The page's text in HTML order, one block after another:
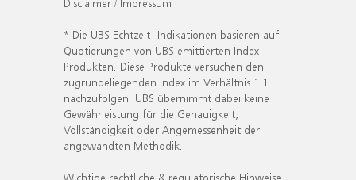
* Die UBS Echtzeit- Indikationen basieren auf
Quotierungen von UBS emittierten Index-
Produkten. Diese Produkte versuchen den
zugrundeliegenden Index im Verhältnis 1:1
nachzufolgen. UBS übernimmt dabei keine
Gewährleistung für die Genauigkeit,
Vollständigkeit oder Angemessenheit der
angewandten Methodik.